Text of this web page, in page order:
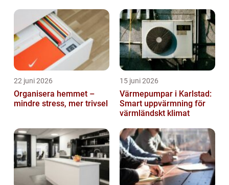
22 juni 2026
Organisera hemmet –
mindre stress, mer trivsel
15 juni 2026
Värmepumpar i Karlstad:
Smart uppvärmning för
värmländskt klimat